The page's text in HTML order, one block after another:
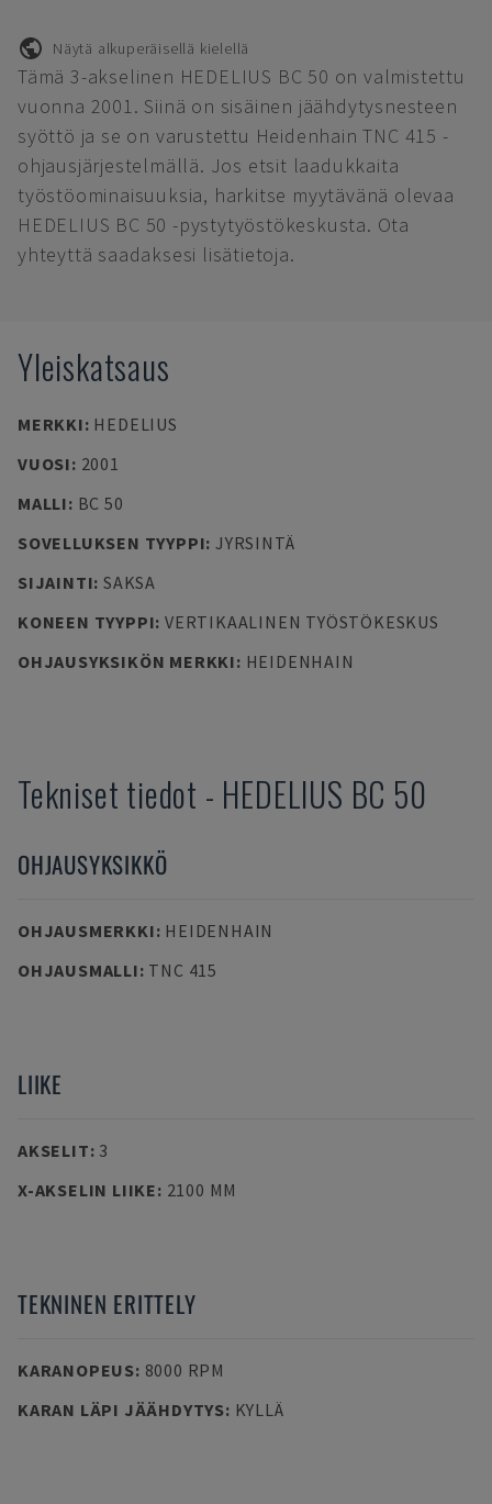
Näytä alkuperäisellä kielellä
Tämä 3-akselinen HEDELIUS BC 50 on valmistettu
vuonna 2001. Siinä on sisäinen jäähdytysnesteen
syöttö ja se on varustettu Heidenhain TNC 415 -
ohjausjärjestelmällä. Jos etsit laadukkaita
työstöominaisuuksia, harkitse myytävänä olevaa
HEDELIUS BC 50 -pystytyöstökeskusta. Ota
yhteyttä saadaksesi lisätietoja.
Yleiskatsaus
MERKKI: HEDELIUS
VUOSI: 2001
MALLI: BC 50
SOVELLUKSEN TYYPPI: JYRSINTÄ
SIJAINTI: SAKSA
KONEEN TYYPPI: VERTIKAALINEN TYÖSTÖKESKUS
OHJAUSYKSIKÖN MERKKI: HEIDENHAIN
Tekniset tiedot - HEDELIUS BC 50
OHJAUSYKSIKKÖ
OHJAUSMERKKI: HEIDENHAIN
OHJAUSMALLI: TNC 415
LIIKE
AKSELIT: 3
X-AKSELIN LIIKE: 2100 MM
TEKNINEN ERITTELY
KARANOPEUS: 8000 RPM
KARAN LÄPI JÄÄHDYTYS: KYLLÄ